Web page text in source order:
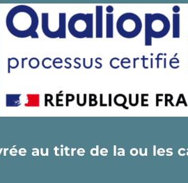
au titre de la ou les